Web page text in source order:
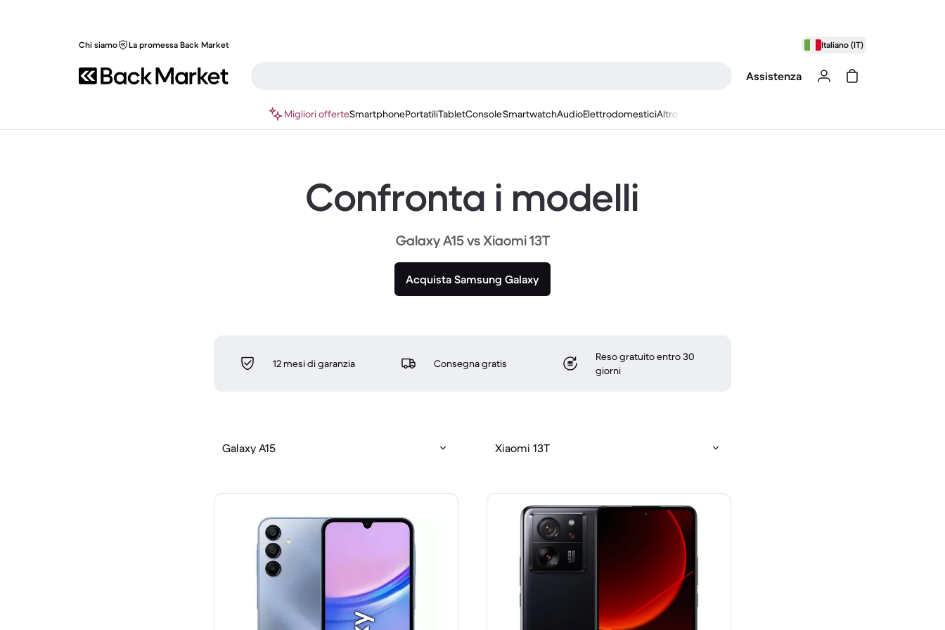
Chi siamo La promessa Back Market Italiano (IT)
Assistenza
Migliori offerteSmartphonePortatiliTabletConsoleSmartwatchAudioElettrodomesticiAltro
Confronta i modelli
Galaxy A15 vs Xiaomi 13T
Acquista Samsung Galaxy
12 mesi di garanzia Consegna gratis
Reso gratuito entro 30
giorni
Galaxy A15 Xiaomi 13T